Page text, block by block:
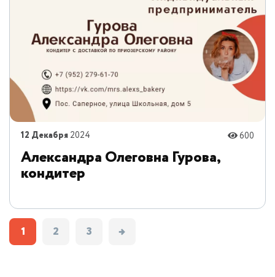
12 Декабря 2024 600
Александра Олеговна Гурова,
кондитер
1 2 3 →